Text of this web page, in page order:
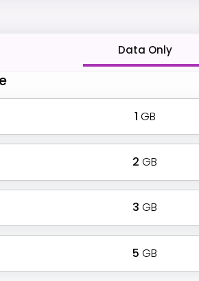
Data Only
1 GB
2 GB
3 GB
5 GB